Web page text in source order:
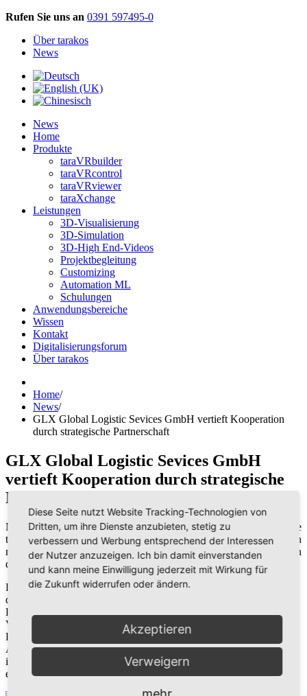
Rufen Sie uns an 0391 597495-0
Über tarakos
News
News
Home
Produkte
taraVRbuilder
taraVRcontrol
taraVRviewer
taraXchange
Leistungen
3D-Visualisierung
3D-Simulation
3D-High End-Videos
Projektbegleitung
Customizing
Automation ML
Schulungen
Anwendungsbereiche
Wissen
Kontakt
Digitalisierungsforum
Über tarakos
Home/
News/
GLX Global Logistic Sevices GmbH vertieft Kooperation
durch strategische Partnerschaft
GLX Global Logistic Sevices GmbH
vertieft Kooperation durch strategische
Partnerschaft
Nach über fünf Jahren erfolgreicher Geschäftsbeziehung gehen die
tarakos GmbH und dieGLX Global Logistic Services GmbH
den
nächsten Schritt. In Zukunft werden beide Firmen ihre Kooperation
durch eine strategische Partnerschaft vertiefen.
Die GLX Global Logistic Services GmbH erstellt regelmäßig mit
der eigens von tarakos entwickelten Software „taraVRbuilder“ 3D
Layoutlösungen, Simulationsmodelle und animierte 3D
Visualisierungen zur Verbesserung der Kommunikation in Akquise,
Beratung und Anlagenoptimierung. Die detaillierte
Anlagendarstellung mit all ihren Intralogistikprozessen verhilft
insbesondere projektfremden Personen und Entscheidern schnell
eine Vorstellung von der geplanten Logistikanlage zu bekommen.
Diese Seite nutzt Website Tracking-Technologien von
Dritten, um ihre Dienste anzubieten, stetig zu
verbessern und Werbung entsprechend der Interessen
der Nutzer anzuzeigen. Ich bin damit einverstanden
und kann meine Einwilligung jederzeit mit Wirkung für
die Zukunft widerrufen oder ändern.
Akzeptieren
Verweigern